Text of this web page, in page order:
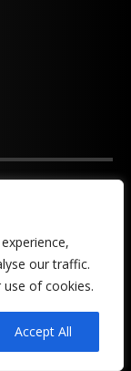
our traffic.
of cookies.
Accept All